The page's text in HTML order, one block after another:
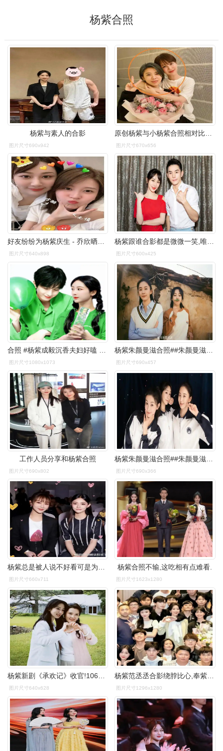
杨紫合照
杨紫与素人的合影
图片尺寸690x942 图片尺寸670x656
好友纷纷为杨紫庆生 - 乔欣晒出两人小时候合照 - 杨紫回复乔欣要
图片尺寸640x898
杨紫跟谁合影都是微微一笑,唯独跟他例外,难怪两人会传绯闻?
图片尺寸600x425
图片尺寸1080x1073 图片尺寸690x457
工作人员分享和杨紫合照
图片尺寸690x802 图片尺寸690x366
杨紫总是被人说不好看可是为啥合照的时候就没输过
图片尺寸660x711
杨紫合照不输,这吃相有点难看.
图片尺寸1623x1280
图片尺寸640x628 图片尺寸1296x1280